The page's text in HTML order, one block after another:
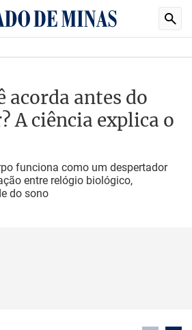
acorda antes do
A ciência explica o
funciona como um despertador
entre relógio biológico,
do sono